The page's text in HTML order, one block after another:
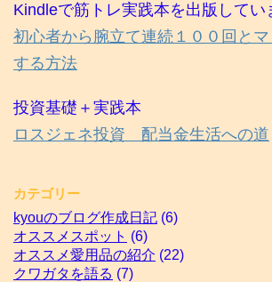
Kindleで筋トレ実践本を出版してい
初心者から腕立て連続１００回と
する方法
投資基礎＋実践本
ロスジェネ投資 配当金生活への道
カテゴリー
kyouのブログ作成日記 (6)
オススメスポット (6)
オススメ愛用品の紹介 (22)
クワガタを語る (7)